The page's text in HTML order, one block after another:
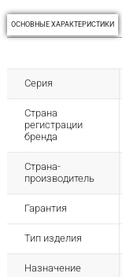
ОСНОВНЫЕ ХАРАКТЕРИСТИКИ
Серия
Страна
регистрации
бренда
Страна-
производитель
Гарантия
Тип изделия
Назначение